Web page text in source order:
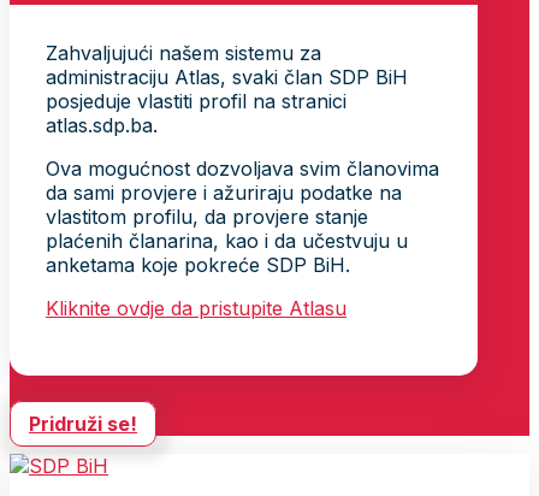
Zahvaljujući našem sistemu za
administraciju Atlas, svaki član SDP BiH
posjeduje vlastiti profil na stranici
atlas.sdp.ba.
Ova mogućnost dozvoljava svim članovima
da sami provjere i ažuriraju podatke na
vlastitom profilu, da provjere stanje
plaćenih članarina, kao i da učestvuju u
anketama koje pokreće SDP BiH.
Kliknite ovdje da pristupite Atlasu
Pridruži se!